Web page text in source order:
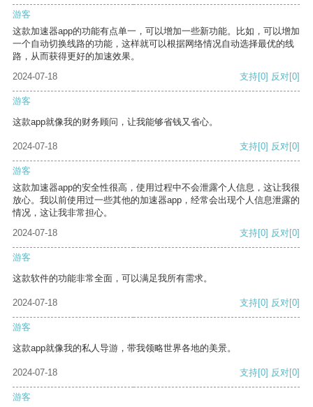
游客
这款加速器app的功能有点单一，可以增加一些新功能。比如，可以增加
一个自动切换线路的功能，这样就可以根据网络情况自动选择最优的线
路，从而获得更好的加速效果。
2024-07-18
支持[0] 反对[0]
游客
这款app就像我的财务顾问，让我能够省钱又省心。
2024-07-18 支持[0] 反对[0]
游客
这款加速器app的安全性很高，使用过程中不会泄露个人信息，这让我很
放心。我以前使用过一些其他的加速器app，经常会出现个人信息泄露的
情况，这让我非常担心。
2024-07-18
支持[0] 反对[0]
游客
这款软件的功能非常全面，可以满足我所有需求。
2024-07-18 支持[0] 反对[0]
游客
这款app就像我的私人导游，带我领略世界各地的美景。
2024-07-18 支持[0] 反对[0]
游客